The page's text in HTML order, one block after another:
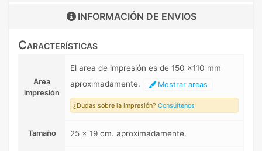
INFORMACIÓN DE ENVIOS
Características
Area
impresión
El area de impresión es de 150 x110 mm
aproximadamente.
Mostrar areas
¿Dudas sobre la impresión? Consúltenos
Tamaño 25 x 19 cm. aproximadamente.